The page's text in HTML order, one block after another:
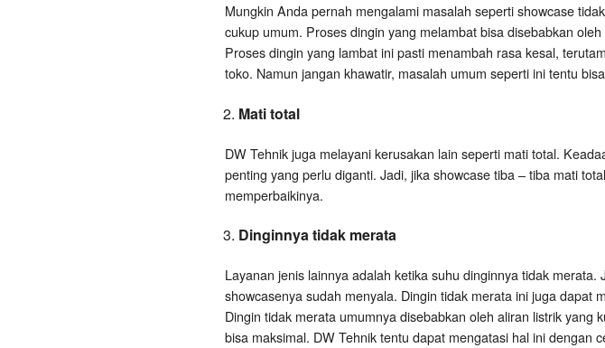
Mungkin Anda pernah mengalami masalah seperti showcase
cukup umum. Proses dingin yang melambat bisa disebabkan
Proses dingin yang lambat ini pasti menambah rasa kesal,
toko. Namun jangan khawatir, masalah umum seperti ini tentu
Mati total
DW Tehnik juga melayani kerusakan lain seperti mati total.
penting yang perlu diganti. Jadi, jika showcase tiba – tiba mati
memperbaikinya.
Dinginnya tidak merata
Layanan jenis lainnya adalah ketika suhu dinginnya tidak
showcasenya sudah menyala. Dingin tidak merata ini juga dapat
Dingin tidak merata umumnya disebabkan oleh aliran listrik
bisa maksimal. DW Tehnik tentu dapat mengatasi hal ini dengan